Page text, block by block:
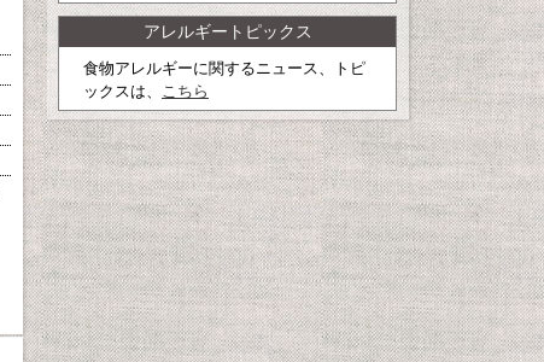
アレルギートピックス
食物アレルギーに関するニュース、トピ
ックスは、
こちら